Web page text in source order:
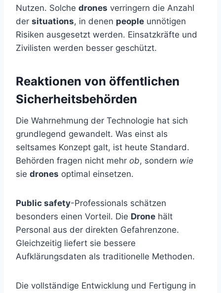
Nutzen. Solche drones verringern die Anzahl
der situations, in denen people unnötigen
Risiken ausgesetzt werden. Einsatzkräfte und
Zivilisten werden besser geschützt.
Reaktionen von öffentlichen
Sicherheitsbehörden
Die Wahrnehmung der Technologie hat sich
grundlegend gewandelt. Was einst als
seltsames Konzept galt, ist heute Standard.
Behörden fragen nicht mehr ob, sondern wie
sie drones optimal einsetzen.
Public safety-Professionals schätzen
besonders einen Vorteil. Die Drone hält
Personal aus der direkten Gefahrenzone.
Gleichzeitig liefert sie bessere
Aufklärungsdaten als traditionelle Methoden.
Die vollständige Entwicklung und Fertigung in